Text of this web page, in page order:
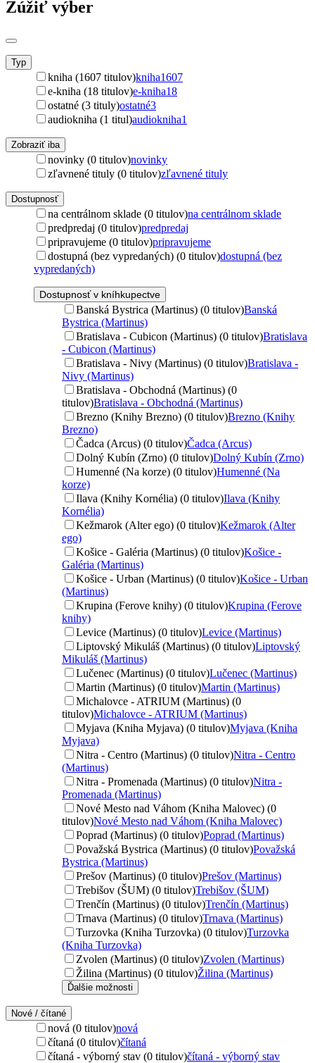
Zúžiť výber
Typ
kniha (1607 titulov)kniha1607
e-kniha (18 titulov)e-kniha18
ostatné (3 tituly)ostatné3
audiokniha (1 titul)audiokniha1
Zobraziť iba
novinky (0 titulov)novinky
zľavnené tituly (0 titulov)zľavnené tituly
Dostupnosť
na centrálnom sklade (0 titulov)na centrálnom sklade
predpredaj (0 titulov)predpredaj
pripravujeme (0 titulov)pripravujeme
dostupná (bez vypredaných) (0 titulov)dostupná (bez
vypredaných)
Dostupnosť v kníhkupectve
Banská Bystrica (Martinus) (0 titulov)Banská
Bystrica (Martinus)
Bratislava - Cubicon (Martinus) (0 titulov)Bratislava
- Cubicon (Martinus)
Bratislava - Nivy (Martinus) (0 titulov)Bratislava -
Nivy (Martinus)
Bratislava - Obchodná (Martinus) (0
titulov)Bratislava - Obchodná (Martinus)
Brezno (Knihy Brezno) (0 titulov)Brezno (Knihy
Brezno)
Čadca (Arcus) (0 titulov)Čadca (Arcus)
Dolný Kubín (Zrno) (0 titulov)Dolný Kubín (Zrno)
Humenné (Na korze) (0 titulov)Humenné (Na
korze)
Ilava (Knihy Kornélia) (0 titulov)Ilava (Knihy
Kornélia)
Kežmarok (Alter ego) (0 titulov)Kežmarok (Alter
ego)
Košice - Galéria (Martinus) (0 titulov)Košice -
Galéria (Martinus)
Košice - Urban (Martinus) (0 titulov)Košice - Urban
(Martinus)
Krupina (Ferove knihy) (0 titulov)Krupina (Ferove
knihy)
Levice (Martinus) (0 titulov)Levice (Martinus)
Liptovský Mikuláš (Martinus) (0 titulov)Liptovský
Mikuláš (Martinus)
Lučenec (Martinus) (0 titulov)Lučenec (Martinus)
Martin (Martinus) (0 titulov)Martin (Martinus)
Michalovce - ATRIUM (Martinus) (0
titulov)Michalovce - ATRIUM (Martinus)
Myjava (Kniha Myjava) (0 titulov)Myjava (Kniha
Myjava)
Nitra - Centro (Martinus) (0 titulov)Nitra - Centro
(Martinus)
Nitra - Promenada (Martinus) (0 titulov)Nitra -
Promenada (Martinus)
Nové Mesto nad Váhom (Kniha Malovec) (0
titulov)Nové Mesto nad Váhom (Kniha Malovec)
Poprad (Martinus) (0 titulov)Poprad (Martinus)
Považská Bystrica (Martinus) (0 titulov)Považská
Bystrica (Martinus)
Prešov (Martinus) (0 titulov)Prešov (Martinus)
Trebišov (ŠUM) (0 titulov)Trebišov (ŠUM)
Trenčín (Martinus) (0 titulov)Trenčín (Martinus)
Trnava (Martinus) (0 titulov)Trnava (Martinus)
Turzovka (Kniha Turzovka) (0 titulov)Turzovka
(Kniha Turzovka)
Zvolen (Martinus) (0 titulov)Zvolen (Martinus)
Žilina (Martinus) (0 titulov)Žilina (Martinus)
Ďalšie možnosti
Nové / čítané
nová (0 titulov)nová
čítaná (0 titulov)čítaná
čítaná - výborný stav (0 titulov)čítaná - výborný stav